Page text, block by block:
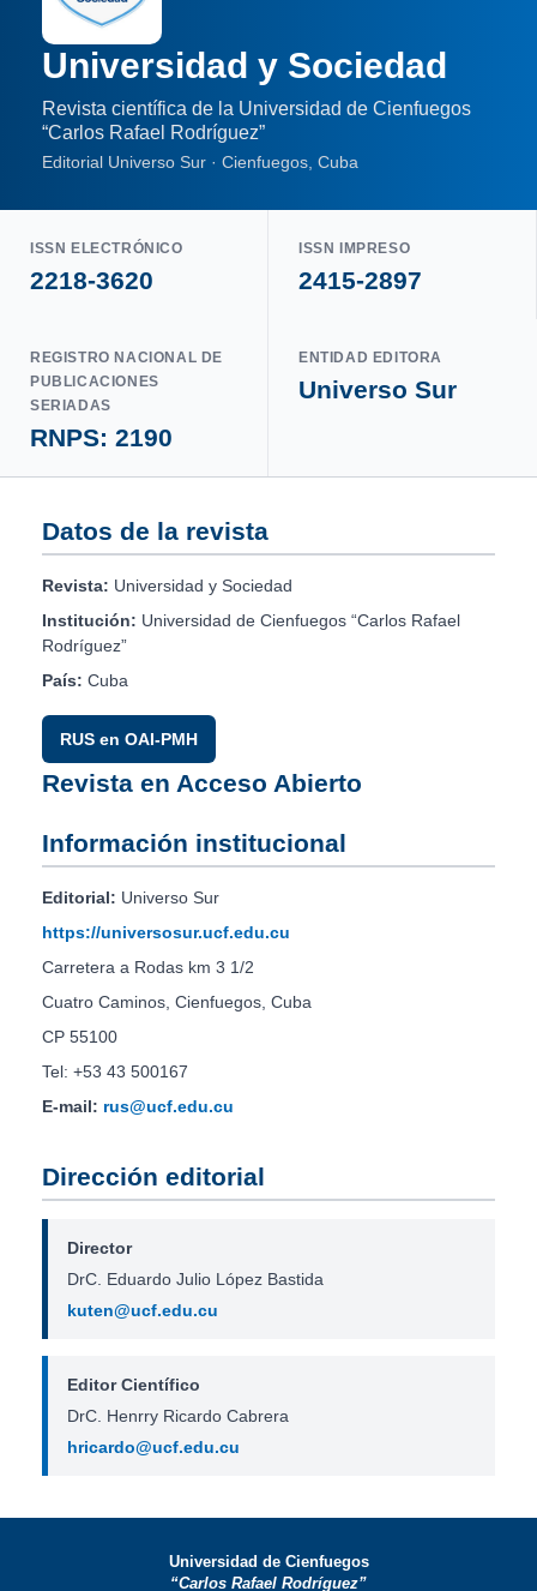
Universidad y Sociedad
Revista científica de la Universidad de Cienfuegos
“Carlos Rafael Rodríguez”
Editorial Universo Sur · Cienfuegos, Cuba
ISSN ELECTRÓNICO
2218-3620
ISSN IMPRESO
2415-2897
REGISTRO NACIONAL DE
PUBLICACIONES
SERIADAS
RNPS: 2190
ENTIDAD EDITORA
Universo Sur
Datos de la revista
Revista: Universidad y Sociedad
Institución: Universidad de Cienfuegos “Carlos Rafael
Rodríguez”
País: Cuba
RUS en OAI-PMH
Revista en Acceso Abierto
Información institucional
Editorial: Universo Sur
https://universosur.ucf.edu.cu
Carretera a Rodas km 3 1/2
Cuatro Caminos, Cienfuegos, Cuba
CP 55100
Tel: +53 43 500167
E-mail: rus@ucf.edu.cu
Dirección editorial
Director
DrC. Eduardo Julio López Bastida
kuten@ucf.edu.cu
Editor Científico
DrC. Henrry Ricardo Cabrera
hricardo@ucf.edu.cu
Universidad de Cienfuegos
“Carlos Rafael Rodríguez”